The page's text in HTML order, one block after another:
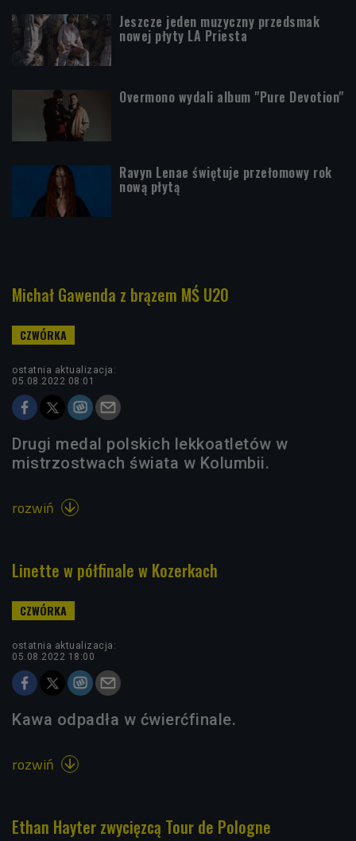
Jeszcze jeden muzyczny przedsmak
nowej płyty LA Priesta
Overmono wydali album "Pure Devotion"
Ravyn Lenae świętuje przełomowy rok
nową płytą
Michał Gawenda z brązem MŚ U20
ostatnia aktualizacja:
05.08.2022 08:01
Drugi medal polskich lekkoatletów w
mistrzostwach świata w Kolumbii.
rozwiń 
Linette w półfinale w Kozerkach
ostatnia aktualizacja:
05.08.2022 18:00
Kawa odpadła w ćwierćfinale.
rozwiń 
Ethan Hayter zwycięzcą Tour de Pologne